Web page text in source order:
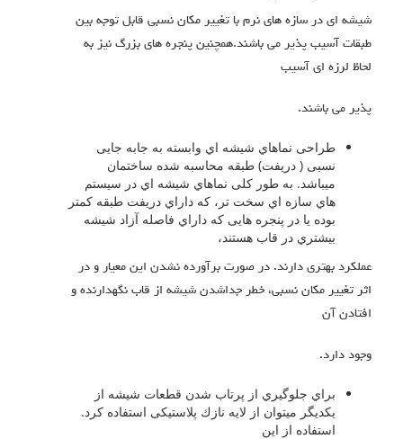
شیشه اي در سازه هاي نرم با تغییر مکان نسبی قابل توجه بین
طبقات آسیب پذیر می باشند.همچنین پنجره هاي بزرگ نیز به
لحاظ لرزه اي آسیب
پذیر می باشند.
طراحی نماهاي شیشه اي وابسته به جابه جایی
نسبی ( دریفت) طبقه محاسبه شده ساختمان
میباشد. به طور کلی نماهاي شیشه اي در سیستم
هاي سازه اي سخت تر، که داراي دریفت طبقه کمتر
بوده یا در پنجره هایی که داراي فاصله آزاد شیشه
بیشتري در قاب هستند،
عملکرد بهتري دارند. در صورت برآورده نشدن این معیار و در
اثر تغییر مکان نسبی، خطر جداشدن شیشه از قاب نگهدارنده و
افتادن آن
وجود دارد.
براي جلوگیري از پرتاب شدن قطعات شیشه از
یکدیگر میتوان از لایه نازك پلاستیکی استفاده کرد.
استفاده از این